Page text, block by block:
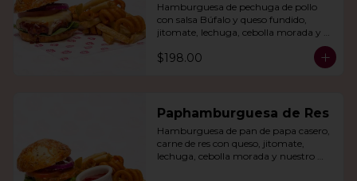
Hamburguesa de pechuga de pollo
con salsa Búfalo y queso fundido,
jitomate, lechuga, cebolla morada y
nuestra salsa especial. Con papas fritas
y rizo.
$198.00
Paphamburguesa de Res
Hamburguesa de pan de papa casero,
carne de res con queso, jitomate,
lechuga, cebolla morada y nuestro